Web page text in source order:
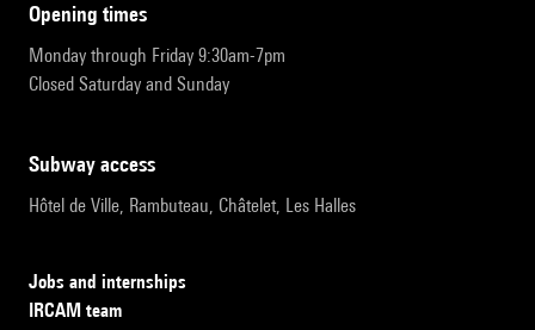
opening times
Monday through Friday 9:30am-7pm
Closed Saturday and Sunday
subway access
Hôtel de Ville, Rambuteau, Châtelet, Les Halles
Jobs and internships
IRCAM team